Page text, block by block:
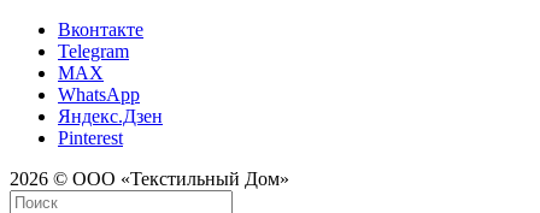
Вконтакте
Telegram
MAX
WhatsApp
Яндекс.Дзен
Pinterest
2026 © ООО «Текстильный Дом»